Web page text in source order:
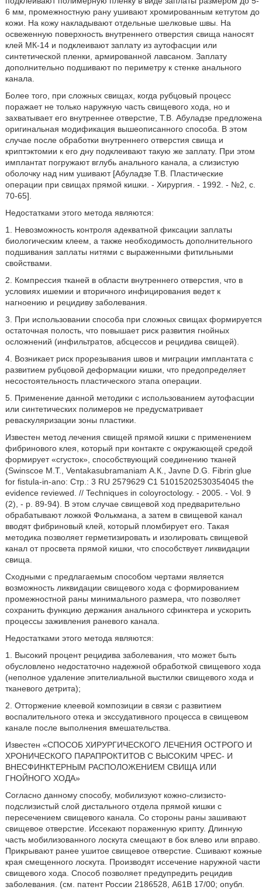
6 мм, промежностную рану ушивают хромированным кетгутом до
кожи. На кожу накладывают отдельные шелковые швы. На
освеженную поверхность внутреннего отверстия свища наносят
клей МК-14 и подклеивают заплату из аутофасции или
синтетической пленки, армированной лавсаном. Заплату
дополнительно подшивают по периметру к стенке анального
канала.
Более того, при сложных свищах, когда рубцовый процесс
поражает не только наружную часть свищевого хода, но и
захватывает его внутреннее отверстие, Т.В. Абуладзе предложена
оригинальная модификация вышеописанного способа. В этом
случае после обработки внутреннего отверстия свища и
криптэктомии к его дну подклеивают такую же заплату. При этом
имплантат погружают вглубь анального канала, а слизистую
оболочку над ним ушивают [Абуладзе Т.В. Пластические
операции при свищах прямой кишки. - Хирургия. - 1992. - №2, с.
70-65].
Недостатками этого метода являются:
1. Невозможность контроля адекватной фиксации заплаты
биологическим клеем, а также необходимость дополнительного
подшивания заплаты нитями с выраженными фитильными
свойствами.
2. Компрессия тканей в области внутреннего отверстия, что в
условиях ишемии и вторичного инфицирования ведет к
нагноению и рецидиву заболевания.
3. При использовании способа при сложных свищах формируется
остаточная полость, что повышает риск развития гнойных
осложнений (инфильтратов, абсцессов и рецидива свищей).
4. Возникает риск прорезывания швов и миграции имплантата с
развитием рубцовой деформации кишки, что предопределяет
несостоятельность пластического этапа операции.
5. Применение данной методики с использованием аутофасции
или синтетических полимеров не предусматривает
реваскуляризации зоны пластики.
Известен метод лечения свищей прямой кишки с применением
фибринового клея, который при контакте с окружающей средой
формирует «сгусток», способствующий соединению тканей
(Swinscoe М.Т., Ventakasubramaniam А.К., Javne D.G. Fibrin glue
for fistula-in-ano: Стр.: 3 RU 2579629 C1 51015202530354045 the
evidence reviewed. // Techniques in coloyroctology. - 2005. - Vol. 9
(2), - p. 89-94). В этом случае свищевой ход предварительно
обрабатывают ложкой Фолькмана, а затем в свищевой канал
вводят фибриновый клей, который пломбирует его. Такая
методика позволяет герметизировать и изолировать свищевой
канал от просвета прямой кишки, что способствует ликвидации
свища.
Сходными с предлагаемым способом чертами является
возможность ликвидации свищевого хода с формированием
промежностной раны минимального размера, что позволяет
сохранить функцию держания анального сфинктера и ускорить
процессы заживления раневого канала.
Недостатками этого метода являются:
1. Высокий процент рецидива заболевания, что может быть
обусловлено недостаточно надежной обработкой свищевого хода
(неполное удаление эпителиальной выстилки свищевого хода и
тканевого детрита);
2. Отторжение клеевой композиции в связи с развитием
воспалительного отека и экссудативного процесса в свищевом
канале после выполнения вмешательства.
Известен «СПОСОБ ХИРУРГИЧЕСКОГО ЛЕЧЕНИЯ ОСТРОГО И
ХРОНИЧЕСКОГО ПАРАПРОКТИТОВ С ВЫСОКИМ ЧРЕС- И
ВНЕСФИНКТЕРНЫМ РАСПОЛОЖЕНИЕМ СВИЩА ИЛИ
ГНОЙНОГО ХОДА»
Согласно данному способу, мобилизуют кожно-слизисто-
подслизистый слой дистального отдела прямой кишки с
пересечением свищевого канала. Со стороны раны зашивают
свищевое отверстие. Иссекают пораженную крипту. Длинную
часть мобилизованного лоскута смещают в бок влево или вправо.
Прикрывают ранее ушитое свищевое отверстие. Сшивают кожные
края смещенного лоскута. Производят иссечение наружной части
свищевого хода. Способ позволяет предупредить рецидив
заболевания. (см. патент России 2186528, А61В 17/00; опубл.